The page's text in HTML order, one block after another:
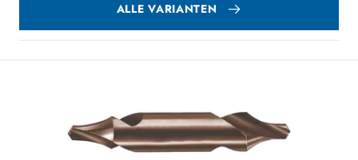
ALLE VARIANTEN